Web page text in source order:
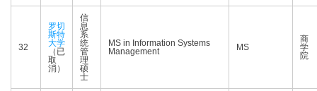
32
罗切
斯特
大学
（已
取
消）
信
息
系
统
管
理
硕
士
MS in Information Systems
Management
MS
商
学
院